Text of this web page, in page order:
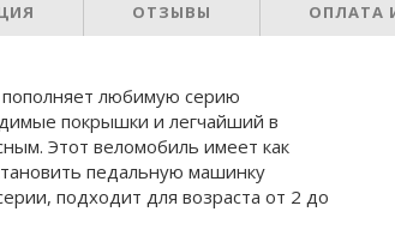
ОТЗЫВЫ ОПЛАТА
любимую серию
покрышки и легчайший в
Этот веломобиль имеет как
педальную машинку
подходит для возраста от 2 до